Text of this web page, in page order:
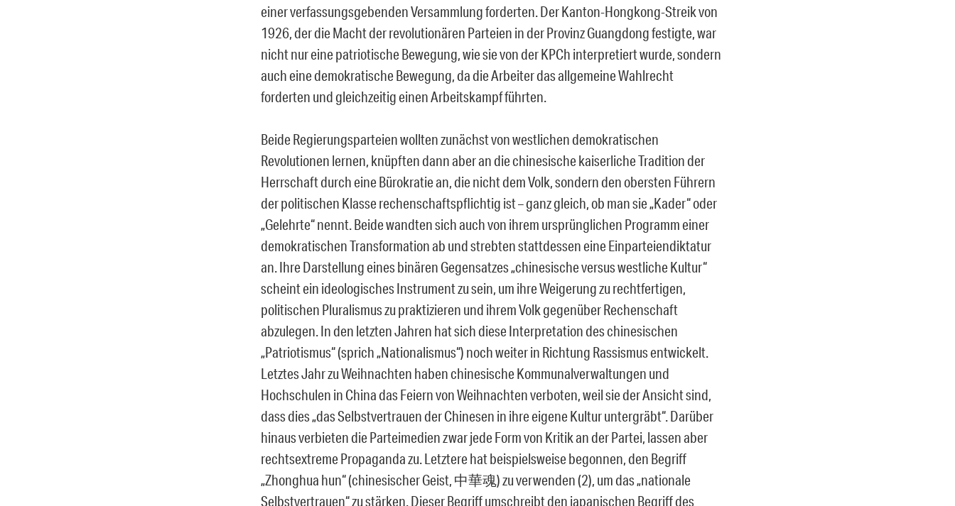
einer verfassungsgebenden Versammlung forderten. Der Kanton-Hongkong-Streik von
1926, der die Macht der revolutionären Parteien in der Provinz Guangdong festigte, war
nicht nur eine patriotische Bewegung, wie sie von der KPCh interpretiert wurde, sondern
auch eine demokratische Bewegung, da die Arbeiter das allgemeine Wahlrecht
forderten und gleichzeitig einen Arbeitskampf führten.
Beide Regierungsparteien wollten zunächst von westlichen demokratischen
Revolutionen lernen, knüpften dann aber an die chinesische kaiserliche Tradition der
Herrschaft durch eine Bürokratie an, die nicht dem Volk, sondern den obersten Führern
der politischen Klasse rechenschaftspflichtig ist – ganz gleich, ob man sie „Kader“ oder
„Gelehrte“ nennt. Beide wandten sich auch von ihrem ursprünglichen Programm einer
demokratischen Transformation ab und strebten stattdessen eine Einparteiendiktatur
an. Ihre Darstellung eines binären Gegensatzes „chinesische versus westliche Kultur“
scheint ein ideologisches Instrument zu sein, um ihre Weigerung zu rechtfertigen,
politischen Pluralismus zu praktizieren und ihrem Volk gegenüber Rechenschaft
abzulegen. In den letzten Jahren hat sich diese Interpretation des chinesischen
„Patriotismus“ (sprich „Nationalismus“) noch weiter in Richtung Rassismus entwickelt.
Letztes Jahr zu Weihnachten haben chinesische Kommunalverwaltungen und
Hochschulen in China das Feiern von Weihnachten verboten, weil sie der Ansicht sind,
dass dies „das Selbstvertrauen der Chinesen in ihre eigene Kultur untergräbt“. Darüber
hinaus verbieten die Parteimedien zwar jede Form von Kritik an der Partei, lassen aber
rechtsextreme Propaganda zu. Letztere hat beispielsweise begonnen, den Begriff
„Zhonghua hun“ (chinesischer Geist, 中華魂) zu verwenden (2), um das „nationale
Selbstvertrauen“ zu stärken. Dieser Begriff umschreibt den japanischen Begriff des